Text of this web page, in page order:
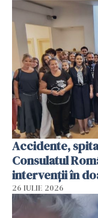
Accidente,
Consulatul
intervenții în
26 IULIE 2026